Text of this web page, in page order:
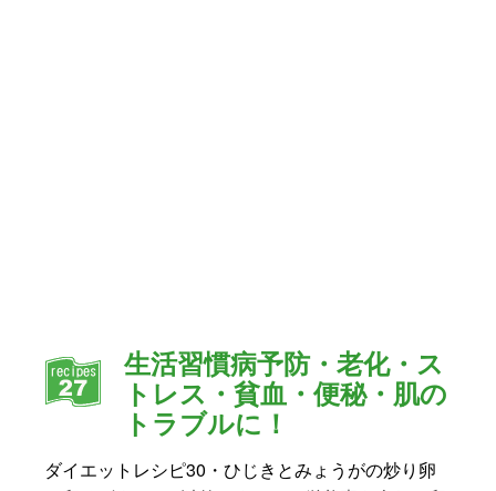
生活習慣病予防・老化・ス
トレス・貧血・便秘・肌の
トラブルに！
ダイエットレシピ30・ひじきとみょうがの炒り卵